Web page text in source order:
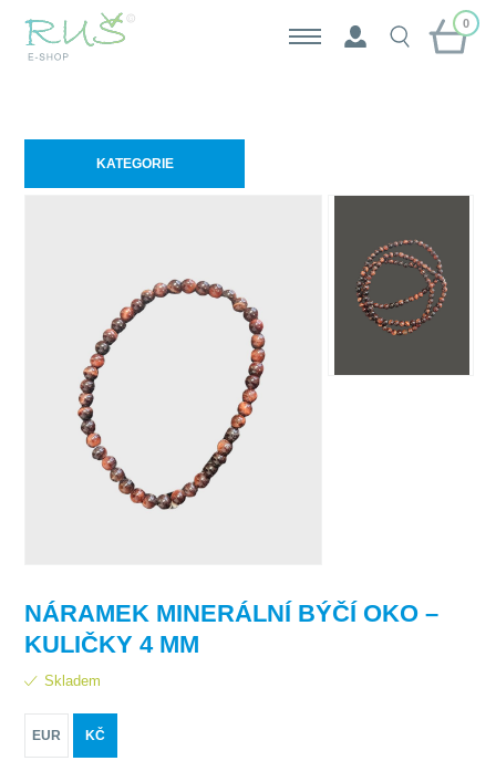
0
KATEGORIE
NÁRAMEK MINERÁLNÍ BÝČÍ OKO –
KULIČKY 4 MM
Skladem
EUR KČ